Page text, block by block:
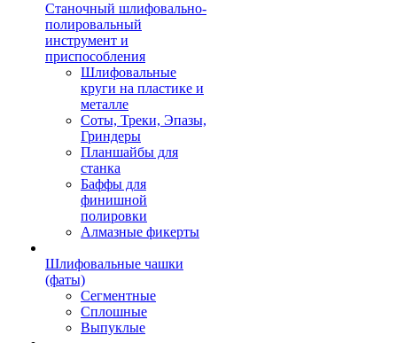
Станочный шлифовально-
полировальный
инструмент и
приспособления
Шлифовальные
круги на пластике и
металле
Соты, Треки, Эпазы,
Гриндеры
Планшайбы для
станка
Баффы для
финишной
полировки
Алмазные фикерты
Шлифовальные чашки
(фаты)
Сегментные
Сплошные
Выпуклые